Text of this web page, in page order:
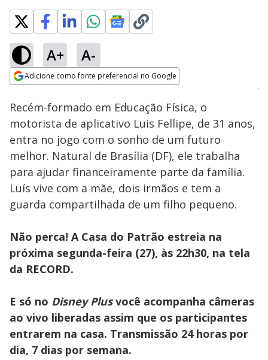
A+ A-
Adicione como fonte preferencial no Google
Ativar
100.00%
Recém-formado em Educação Física, o
motorista de aplicativo Luis Fellipe, de 31 anos,
entra no jogo com o sonho de um futuro
melhor. Natural de Brasília (DF), ele trabalha
para ajudar financeiramente parte da família.
Luís vive com a mãe, dois irmãos e tem a
guarda compartilhada de um filho pequeno.
Não perca! A Casa do Patrão estreia na
próxima segunda-feira (27), às 22h30, na tela
da RECORD.
E só no Disney Plusvocê acompanha câmeras
ao vivo liberadas assim que os participantes
entrarem na casa. Transmissão 24 horas por
dia, 7 dias por semana.